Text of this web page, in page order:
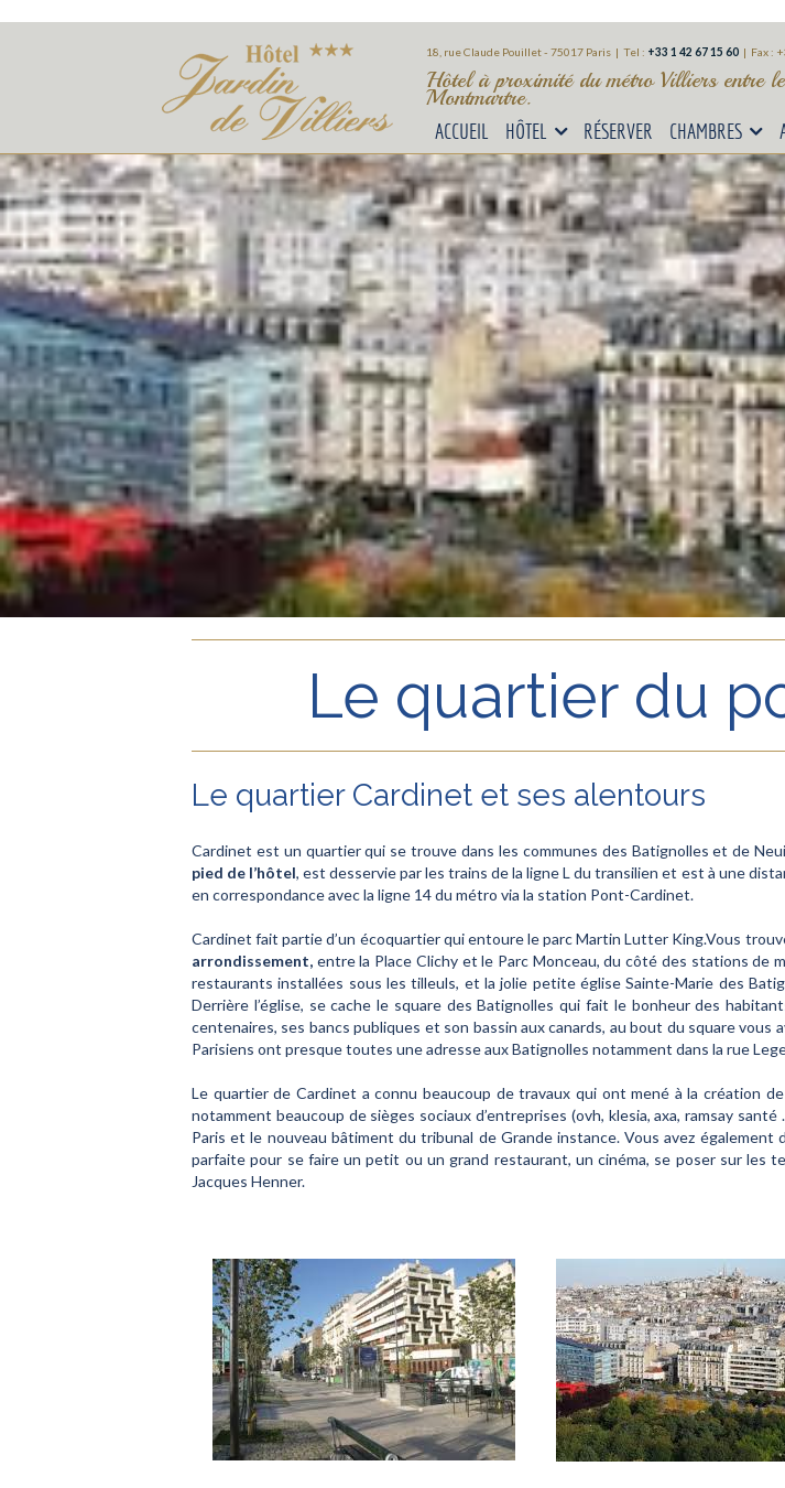
18, rue Claude Pouillet - 75017 Paris | Tel : +33 1 42 67 15 60 | Fax :
Hôtel à proximité du métro Villiers entre
Montmartre.
ACCUEIL HÔTEL RÉSERVER CHAMBRES
Le quartier du
Le quartier Cardinet et ses alentours
Cardinet est un quartier qui se trouve dans les communes des Batignolles et de
pied de l’hôtel, est desservie par les trains de la ligne L du transilien et est à une
en correspondance avec la ligne 14 du métro via la station Pont-Cardinet.
Cardinet fait partie d’un écoquartier qui entoure le parc Martin Lutter King.Vous
arrondissement, entre la Place Clichy et le Parc Monceau, du côté des stations de
restaurants installées sous les tilleuls, et la jolie petite église Sainte-Marie des
Derrière l’église, se cache le square des Batignolles qui fait le bonheur des
centenaires, ses bancs publiques et son bassin aux canards, au bout du square
Parisiens ont presque toutes une adresse aux Batignolles notamment dans la rue
Le quartier de Cardinet a connu beaucoup de travaux qui ont mené à la création
notamment beaucoup de sièges sociaux d’entreprises (ovh, klesia, axa, ramsay
Paris et le nouveau bâtiment du tribunal de Grande instance. Vous avez
parfaite pour se faire un petit ou un grand restaurant, un cinéma, se poser sur les
Jacques Henner.